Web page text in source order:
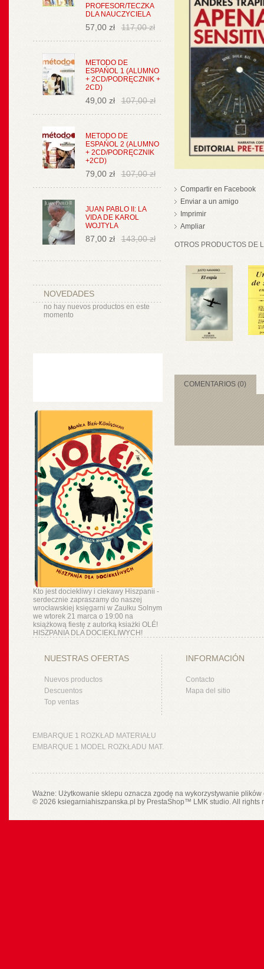
PROFESOR/TECZKA
DLA NAUCZYCIELA
57,00 zł 117,00 zł
METODO DE
ESPAŃOL 1 (ALUMNO
+ 2CD/PODRĘCZNIK +
2CD)
49,00 zł 107,00 zł
METODO DE
ESPAŃOL 2 (ALUMNO
+ 2CD/PODRĘCZNIK
+2CD)
79,00 zł 107,00 zł
JUAN PABLO II: LA
VIDA DE KAROL
WOJTYLA
87,00 zł 143,00 zł
NOVEDADES
no hay nuevos productos en este
momento
Kto jest dociekliwy i ciekawy Hiszpanii -
serdecznie zapraszamy do naszej
wrocławskiej księgarni w Zaułku Solnym
we wtorek 21 marca o 19:00 na
książkową fiestę z autorką ksiażki OLÉ!
HISZPANIA DLA DOCIEKLIWYCH!
Compartir en Facebook
Enviar a un amigo
Imprimir
Ampliar
OTROS PRODUCTOS DE
COMENTARIOS (0)
NUESTRAS OFERTAS
Nuevos productos
Descuentos
Top ventas
INFORMACIÓN
Contacto
Mapa del sitio
EMBARQUE 1 ROZKŁAD MATERIAŁU
EMBARQUE 1 MODEL ROZKŁADU MAT.
Ważne: Użytkowanie sklepu oznacza zgodę na wykorzystywanie
© 2026 ksiegarniahiszpanska.pl by PrestaShop™ LMK studio. All rights